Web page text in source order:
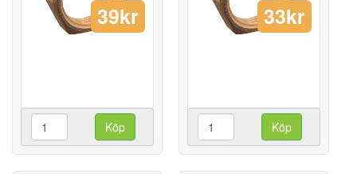
39kr
Köp
33kr
Köp